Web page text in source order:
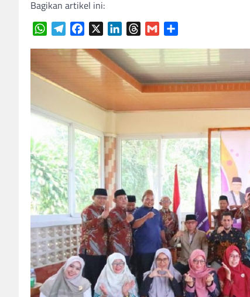
Bagikan artikel ini:
WhatsAppTelegramFacebook LinkedInThreads
Gmail